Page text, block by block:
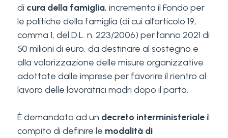
di cura della famiglia, incrementa il Fondo per
le politiche della famiglia (di cui all’articolo 19,
comma 1, del D.L. n. 223/2006) per l’anno 2021 di
50 milioni di euro, da destinare al sostegno e
alla valorizzazione delle misure organizzative
adottate dalle imprese per favorire il rientro al
lavoro delle lavoratrici madri dopo il parto.
È demandato ad un decreto interministerialeil
compito di definire le modalità di